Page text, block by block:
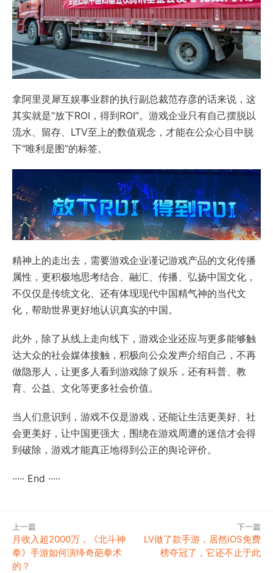
拿阿里灵犀互娱事业群的执行副总裁范存彦的话来说，这
其实就是“放下ROI，得到ROI”。游戏企业只有自己摆脱以
流水、留存、LTV至上的数值观念，才能在公众心目中脱
下“唯利是图”的标签。
精神上的走出去，需要游戏企业谨记游戏产品的文化传播
属性，更积极地思考结合、融汇、传播、弘扬中国文化，
不仅仅是传统文化、还有体现现代中国精气神的当代文
化，帮助世界更好地认识真实的中国。
此外，除了从线上走向线下，游戏企业还应与更多能够触
达大众的社会媒体接触，积极向公众发声介绍自己，不再
做隐形人，让更多人看到游戏除了娱乐，还有科普、教
育、公益、文化等更多社会价值。
当人们意识到，游戏不仅是游戏，还能让生活更美好、社
会更美好，让中国更强大，围绕在游戏周遭的迷信才会得
到破除，游戏才能真正地得到公正的舆论评价。
····· End ·····
上一篇
月收入超2000万，《北斗神
拳》手游如何演绎奇葩拳术
的？
下一篇
LV做了款手游，居然iOS免费
榜夺冠了，它还不止于此